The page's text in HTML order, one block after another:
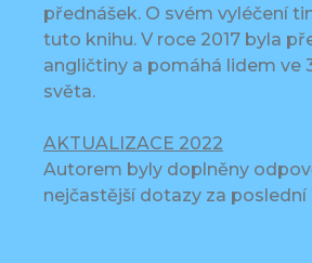
přednášek. O svém vyléčení
tuto knihu. V roce 2017 byla
angličtiny a pomáhá lidem ve
světa.
AKTUALIZACE 2022
Autorem byly doplněny
nejčastější dotazy za poslední